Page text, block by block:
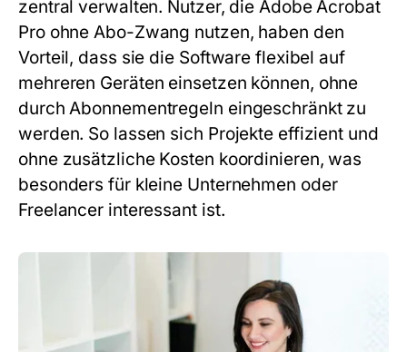
zentral verwalten. Nutzer, die Adobe Acrobat
Pro ohne Abo-Zwang nutzen, haben den
Vorteil, dass sie die Software flexibel auf
mehreren Geräten einsetzen können, ohne
durch Abonnementregeln eingeschränkt zu
werden. So lassen sich Projekte effizient und
ohne zusätzliche Kosten koordinieren, was
besonders für kleine Unternehmen oder
Freelancer interessant ist.